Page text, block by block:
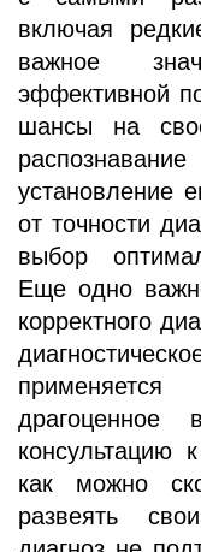
включая
важное
эффективной
шансы на
установление
от точности
выбор
Еще одно
корректного
как можно
развеять